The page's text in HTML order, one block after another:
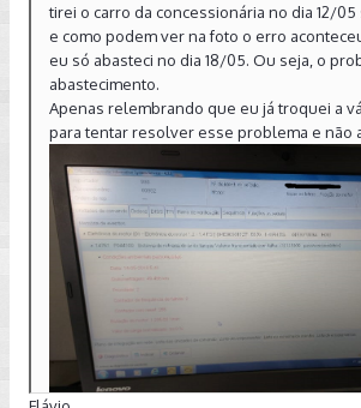
tirei o carro da concessionária no dia 12/05
e como podem ver na foto o erro
eu só abasteci no dia 18/05. Ou seja, o
abastecimento.
Apenas relembrando que eu já troquei a
para tentar resolver esse problema e não